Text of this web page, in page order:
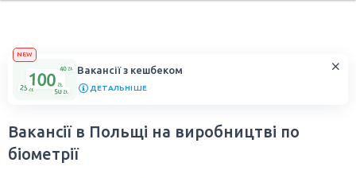
NEW
Вакансії з кешбеком
ДЕТАЛЬНІШЕ
Вакансії в Польщі на виробництві по
біометрії